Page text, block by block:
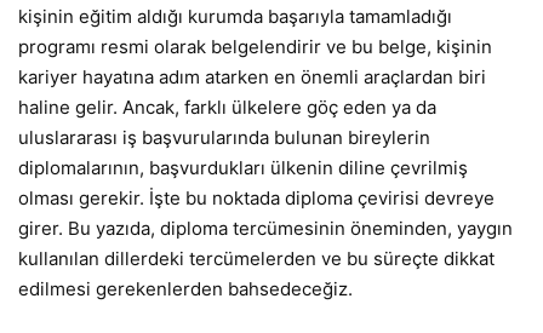
kişinin eğitim aldığı kurumda başarıyla tamamladığı
programı resmi olarak belgelendirir ve bu belge, kişinin
kariyer hayatına adım atarken en önemli araçlardan biri
haline gelir. Ancak, farklı ülkelere göç eden ya da
uluslararası iş başvurularında bulunan bireylerin
diplomalarının, başvurdukları ülkenin diline çevrilmiş
olması gerekir. İşte bu noktada diploma çevirisi devreye
girer. Bu yazıda, diploma tercümesinin öneminden, yaygın
kullanılan dillerdeki tercümelerden ve bu süreçte dikkat
edilmesi gerekenlerden bahsedeceğiz.